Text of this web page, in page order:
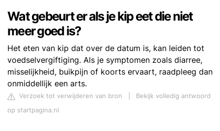
Wat gebeurt er als je kip eet die niet
meer goed is?
Het eten van kip dat over de datum is, kan leiden tot
voedselvergiftiging. Als je symptomen zoals diarree,
misselijkheid, buikpijn of koorts ervaart, raadpleeg dan
onmiddellijk een arts.
Verzoek tot verwijderen van bron
Bekijk volledig antwoord
op startpagina.nl